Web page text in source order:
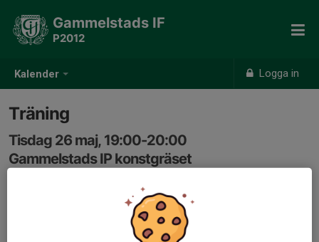
Kalender Logga in
Gammelstads IF
P2012
Träning
Tisdag 26 maj, 19:00-20:00
Gammelstads IP konstgräset
Samling: 18:45, Omklädningsrum i röda byggnaden på